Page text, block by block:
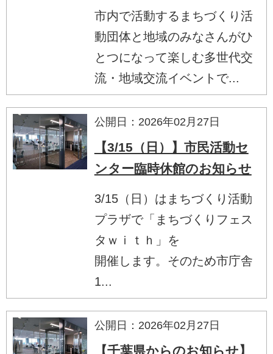
市内で活動するまちづくり活
動団体と地域のみなさんがひ
とつになって楽しむ多世代交
流・地域交流イベントで...
公開日：2026年02月27日
【3/15（日）】市民活動セ
ンター臨時休館のお知らせ
3/15（日）はまちづくり活動
プラザで「まちづくりフェス
タｗｉｔｈ」を
開催します。そのため市庁舎
1...
公開日：2026年02月27日
【千葉県からのお知らせ】